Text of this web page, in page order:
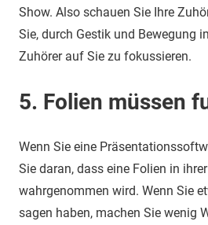
Show. Also schauen Sie Ihre
Sie, durch Gestik und Bewegung
Zuhörer auf Sie zu fokussieren.
5. Folien müssen
Wenn Sie eine
Sie daran, dass eine Folien in
wahrgenommen wird. Wenn Sie
sagen haben, machen Sie wenig